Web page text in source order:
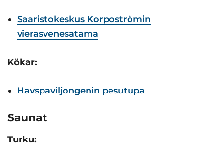
Saaristokeskus Korpoströmin
vierasvenesatama
Kökar:
Havspaviljongenin pesutupa
Saunat
Turku: